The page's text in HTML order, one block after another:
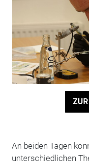
An beiden Tagen
unterschiedlichen